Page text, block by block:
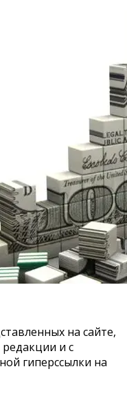
на сайте,
и с
гиперссылки на